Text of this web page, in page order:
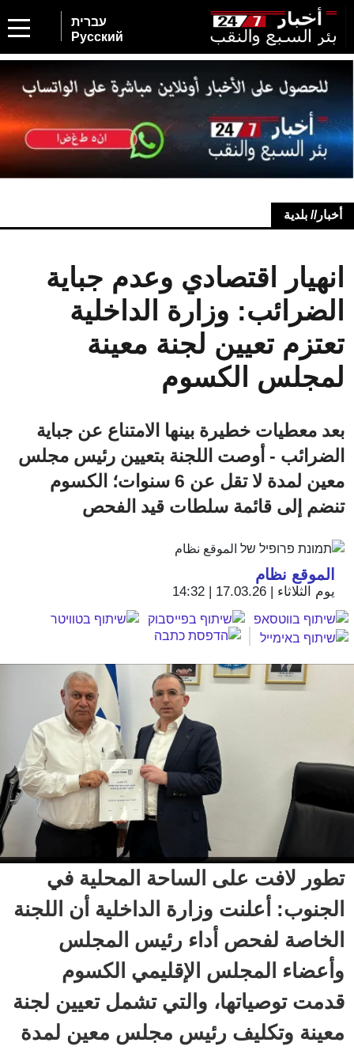
עברית
Русский
أخبار// بلدية
انهيار اقتصادي وعدم جباية
الضرائب: وزارة الداخلية
تعتزم تعيين لجنة معينة
لمجلس الكسوم
بعد معطيات خطيرة بينها الامتناع عن جباية
الضرائب - أوصت اللجنة بتعيين رئيس مجلس
معين لمدة لا تقل عن 6 سنوات؛ الكسوم
تنضم إلى قائمة سلطات قيد الفحص
الموقع نظام
يوم الثلاثاء | 17.03.26 | 14:32
تطور لافت على الساحة المحلية في
الجنوب: أعلنت وزارة الداخلية أن اللجنة
الخاصة لفحص أداء رئيس المجلس
وأعضاء المجلس الإقليمي الكسوم
قدمت توصياتها، والتي تشمل تعيين لجنة
معينة وتكليف رئيس مجلس معين لمدة